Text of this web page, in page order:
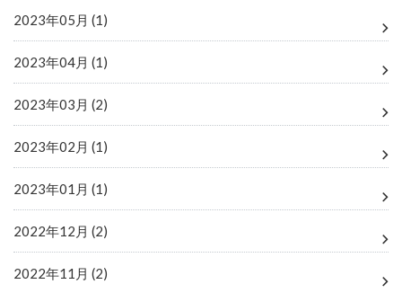
2023年05月 (1)
2023年04月 (1)
2023年03月 (2)
2023年02月 (1)
2023年01月 (1)
2022年12月 (2)
2022年11月 (2)